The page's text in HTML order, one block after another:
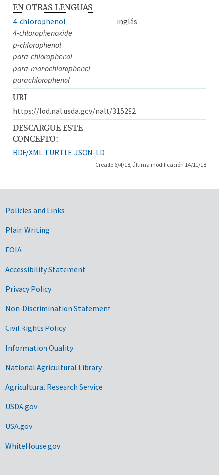
EN OTRAS LENGUAS
4-chlorophenol
inglés
4-chlorophenoxide
p-chlorophenol
para-chlorophenol
para-monochlorophenol
parachlorophenol
URI
https://lod.nal.usda.gov/nalt/315292
DESCARGUE ESTE
CONCEPTO:
RDF/XML TURTLE JSON-LD
Creado 6/4/18, última modificación 14/11/18
Government Links
Policies and Links
Plain Writing
FOIA
Accessibility Statement
Privacy Policy
Non-Discrimination Statement
Civil Rights Policy
Information Quality
National Agricultural Library
Agricultural Research Service
USDA.gov
USA.gov
WhiteHouse.gov